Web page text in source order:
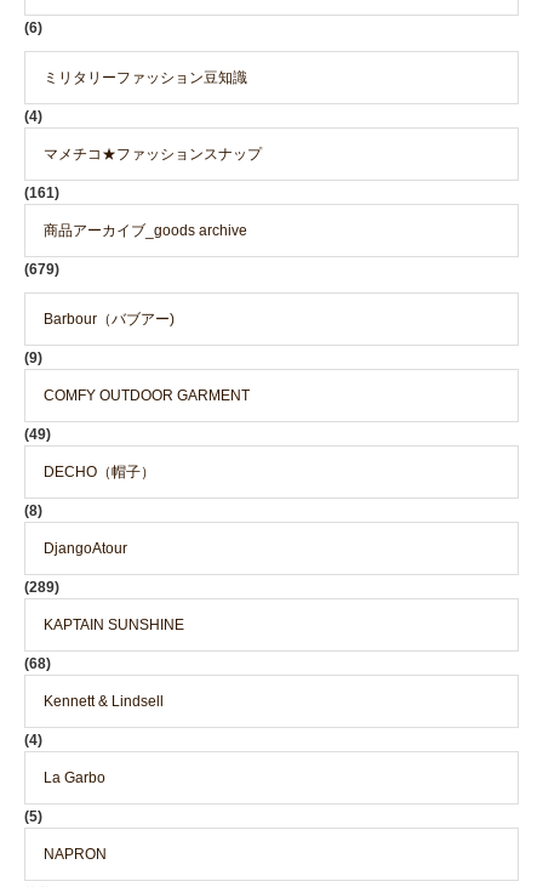
(6)
ミリタリーファッション豆知識
(4)
マメチコ★ファッションスナップ
(161)
商品アーカイブ_goods archive
(679)
Barbour（バブアー)
(9)
COMFY OUTDOOR GARMENT
(49)
DECHO（帽子）
(8)
DjangoAtour
(289)
KAPTAIN SUNSHINE
(68)
Kennett & Lindsell
(4)
La Garbo
(5)
NAPRON